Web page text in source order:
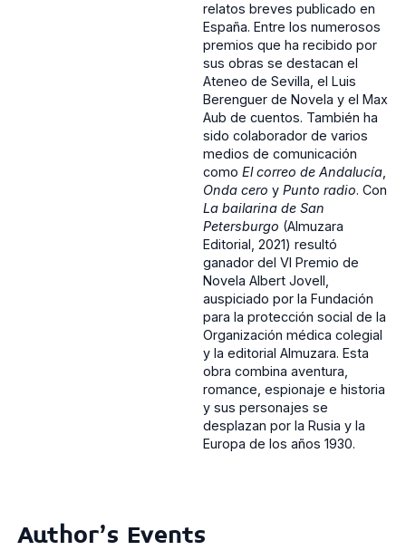
relatos breves publicado en
España. Entre los numerosos
premios que ha recibido por
sus obras se destacan el
Ateneo de Sevilla, el Luis
Berenguer de Novela y el Max
Aub de cuentos. También ha
sido colaborador de varios
medios de comunicación
como El correo de Andalucía,
Onda cero y Punto radio. Con
La bailarina de San
Petersburgo (Almuzara
Editorial, 2021) resultó
ganador del VI Premio de
Novela Albert Jovell,
auspiciado por la Fundación
para la protección social de la
Organización médica colegial
y la editorial Almuzara. Esta
obra combina aventura,
romance, espionaje e historia
y sus personajes se
desplazan por la Rusia y la
Europa de los años 1930.
Author's Events